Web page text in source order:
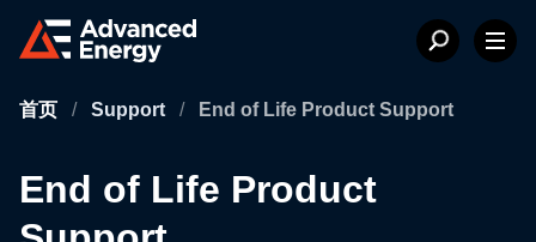
首页 / Support / End of Life Product Support
End of Life Product